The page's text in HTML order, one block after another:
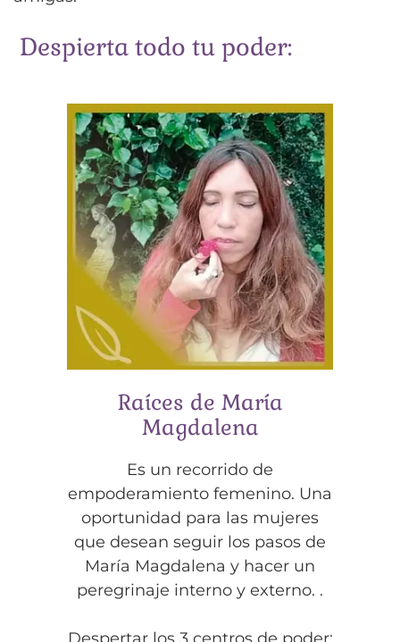
Despierta todo tu poder:
Raíces de María
Magdalena
Es un recorrido de
empoderamiento femenino. Una
oportunidad para las mujeres
que desean seguir los pasos de
María Magdalena y hacer un
peregrinaje interno y externo. .